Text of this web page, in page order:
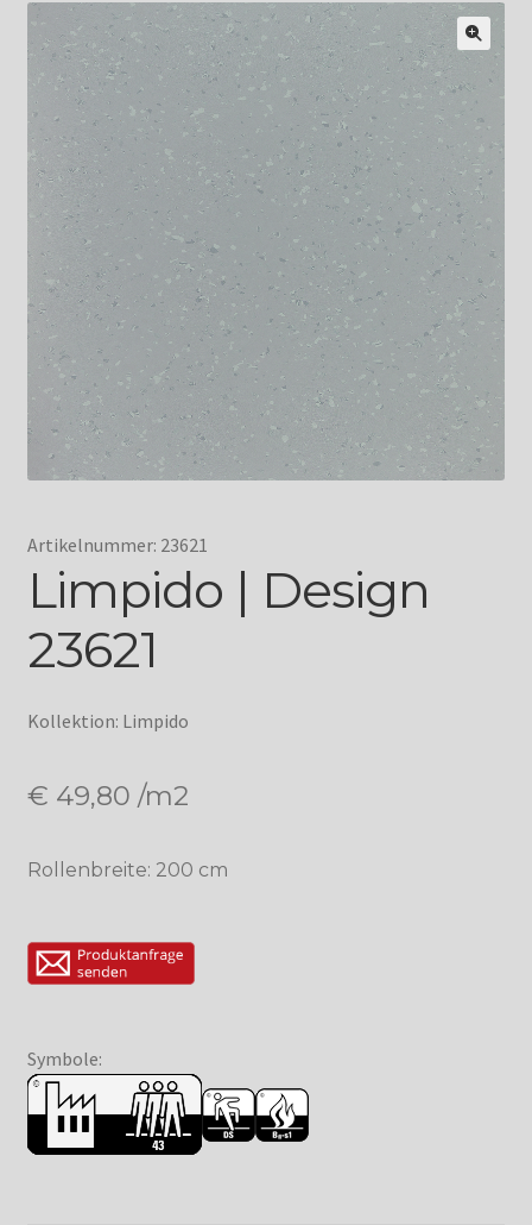
Artikelnummer: 23621
Limpido | Design
23621
Kollektion: Limpido
€ 49,80 /m2
Rollenbreite: 200 cm
Symbole: